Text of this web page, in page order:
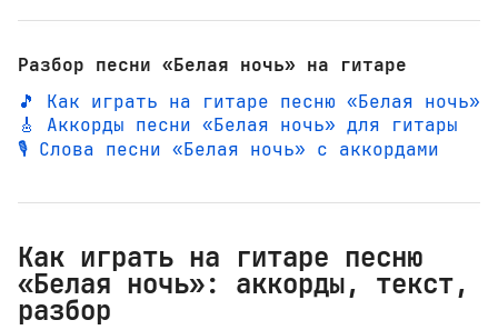
Разбор песни «Белая ночь» на гитаре
🎵 Как играть на гитаре песню «Белая ночь»
🎸 Аккорды песни «Белая ночь» для гитары
🎙️ Слова песни «Белая ночь» с аккордами
Как играть на гитаре песню
«Белая ночь»: аккорды, текст,
разбор